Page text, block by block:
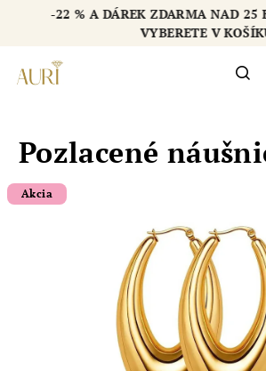
-22 % A DÁREK ZDARMA NAD 25
VYBERETE V
Pozlacené
Akcia
Chatbot šperkovnice AURI